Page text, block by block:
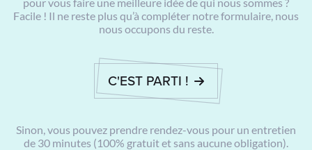
Facile ! Il ne reste plus qu’à compléter notre formulaire, nous
nous occupons du reste.
C'EST PARTI !
Sinon, vous pouvez prendre rendez-vous pour un entretien
de 30 minutes (100% gratuit et sans aucune obligation).